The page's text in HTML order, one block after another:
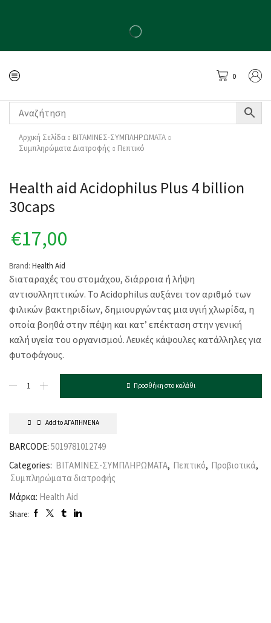
0
Αρχική Σελίδα
ΒΙΤΑΜΙΝΕΣ-ΣΥΜΠΛΗΡΩΜΑΤΑ
Συμπληρώματα Διατροφής
Πεπτικό
Health aid Acidophilus Plus 4 billion
30caps
€17,00
Brand: Health Aid
διαταραχές του στομάχου, διάρροια ή λήψη
αντισυλληπτικών. Το Acidophilus αυξάνει τον αριθμό των
φιλικών βακτηριδίων, δημιουργώντας μια υγιή χλωρίδα, η
οποία βοηθά στην πέψη και κατ’ επέκταση στην γενική
καλή υγεία του οργανισμού. Λευκές κάψουλες κατάλληλες για
φυτοφάγους.
Προσθήκη στο καλάθι
Add to ΑΓΑΠΗΜΕΝΑ
BARCODE: 5019781012749
Categories: ΒΙΤΑΜΙΝΕΣ-ΣΥΜΠΛΗΡΩΜΑΤΑ, Πεπτικό, Προβιοτικά,
Συμπληρώματα διατροφής
Μάρκα: Health Aid
Share: